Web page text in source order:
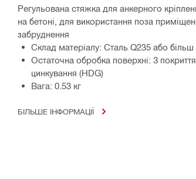
Регульована стяжка для анкерного
на бетоні, для використання поза
забруднення
Склад матеріалу: Сталь Q235 або більш
Остаточна обробка поверхні: З
цинкування (HDG)
Вага: 0.53 кг
БІЛЬШЕ ІНФОРМАЦІЇ